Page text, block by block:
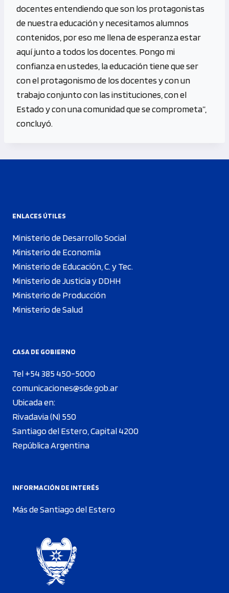
docentes entendiendo que son los protagonistas
de nuestra educación y necesitamos alumnos
contenidos, por eso me llena de esperanza estar
aquí junto a todos los docentes. Pongo mi
confianza en ustedes, la educación tiene que ser
con el protagonismo de los docentes y con un
trabajo conjunto con las instituciones, con el
Estado y con una comunidad que se comprometa”,
concluyó.
ENLACES ÚTILES
Ministerio de Desarrollo Social
Ministerio de Economía
Ministerio de Educación, C. y Tec.
Ministerio de Justicia y DDHH
Ministerio de Producción
Ministerio de Salud
CASA DE GOBIERNO
Tel +54 385 450-5000
comunicaciones@sde.gob.ar
Ubicada en:
Rivadavia (N) 550
Santiago del Estero, Capital 4200
República Argentina
INFORMACIÓN DE INTERÉS
Más de Santiago del Estero